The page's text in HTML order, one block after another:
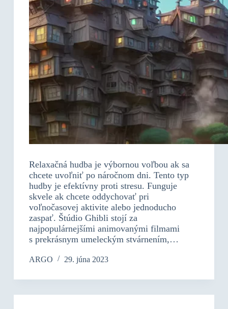
Relaxačná hudba je výbornou voľbou ak sa
chcete uvoľniť po náročnom dni. Tento typ
hudby je efektívny proti stresu. Funguje
skvele ak chcete oddychovať pri
voľnočasovej aktivite alebo jednoducho
zaspať. Štúdio Ghibli stojí za
najpopulárnejšími animovanými filmami
s prekrásnym umeleckým stvárnením,…
ARGO 29. júna 2023